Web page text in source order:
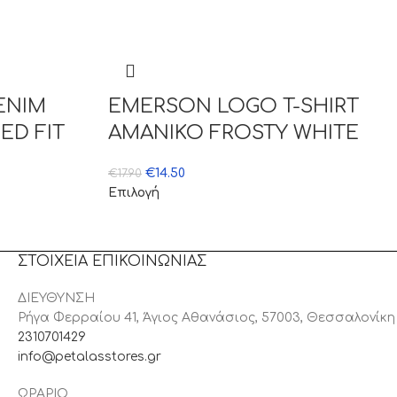
FIT
EMERSON LOGO T-SHIRT
ΑΜΑΝΙΚΟ FROSTY WHITE
€17.90 €14.50
Επιλογή
ΣΤΟΙΧΕΙΑ ΕΠΙΚΟΙΝΩΝΙΑΣ
ΔΙΕΥΘΥΝΣΗ
Ρήγα Φερραίου 41, Άγιος Αθανάσιος, 57003, Θεσσαλονίκη
2310701429
info@petalasstores.gr
ΩΡΑΡΙΟ